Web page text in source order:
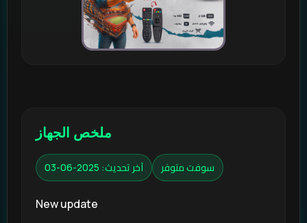
ملخص الجهاز
آخر تحديث: 2025-06-03 سوفت متوفر
New update